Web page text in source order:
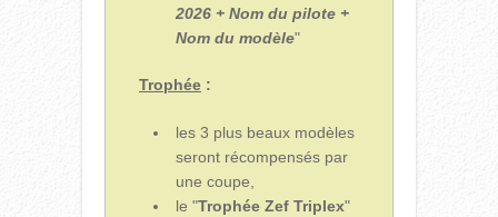
2026 + Nom du pilote +
Nom du modèle"
Trophée :
les 3 plus beaux modèles
seront récompensés par
une coupe,
le "Trophée Zef Triplex"